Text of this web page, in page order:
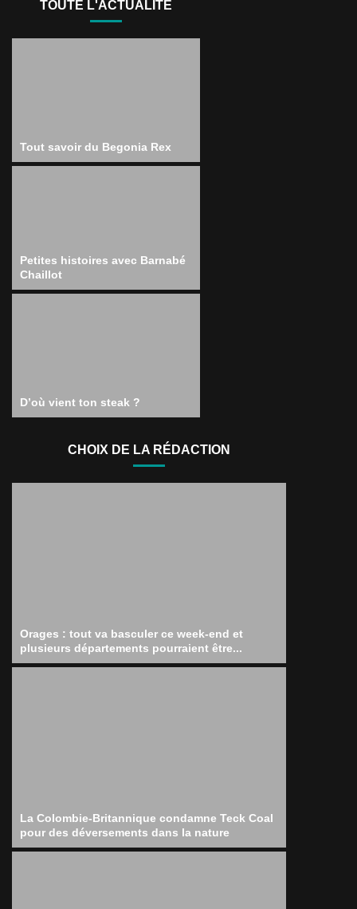
TOUTE L'ACTUALITÉ
Tout savoir du Begonia Rex
Petites histoires avec Barnabé
Chaillot
D’où vient ton steak ?
CHOIX DE LA RÉDACTION
Orages : tout va basculer ce week-end et
plusieurs départements pourraient être...
La Colombie-Britannique condamne Teck Coal
pour des déversements dans la nature